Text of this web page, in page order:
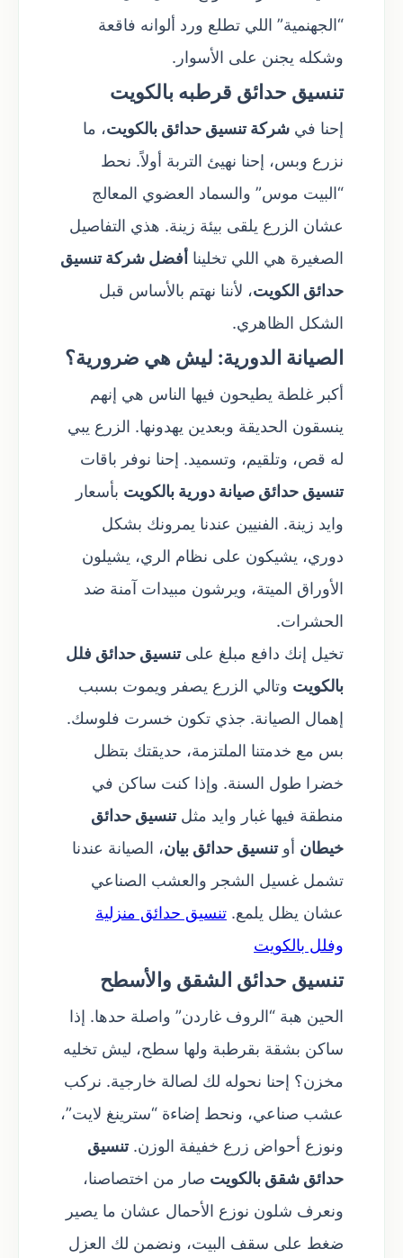
“الجهنمية” اللي تطلع ورد ألوانه فاقعة
وشكله يجنن على الأسوار.
تنسيق حدائق قرطبه بالكويت
إحنا في شركة تنسيق حدائق بالكويت، ما
نزرع وبس، إحنا نهيئ التربة أولاً. نحط
“البيت موس” والسماد العضوي المعالج
عشان الزرع يلقى بيئة زينة. هذي التفاصيل
الصغيرة هي اللي تخلينا أفضل شركة تنسيق
حدائق الكويت، لأننا نهتم بالأساس قبل
الشكل الظاهري.
الصيانة الدورية: ليش هي ضرورية؟
أكبر غلطة يطيحون فيها الناس هي إنهم
ينسقون الحديقة وبعدين يهدونها. الزرع يبي
له قص، وتلقيم، وتسميد. إحنا نوفر باقات
تنسيق حدائق صيانة دورية بالكويت بأسعار
وايد زينة. الفنيين عندنا يمرونك بشكل
دوري، يشيكون على نظام الري، يشيلون
الأوراق الميتة، ويرشون مبيدات آمنة ضد
الحشرات.
تخيل إنك دافع مبلغ علىتنسيق حدائق فلل
بالكويت وتالي الزرع يصفر ويموت بسبب
إهمال الصيانة. جذي تكون خسرت فلوسك.
بس مع خدمتنا الملتزمة، حديقتك بتظل
خضرا طول السنة. وإذا كنت ساكن في
منطقة فيها غبار وايد مثلتنسيق حدائق
خيطان أوتنسيق حدائق بيان، الصيانة عندنا
تشمل غسيل الشجر والعشب الصناعي
عشان يظل يلمع. تنسيق حدائق منزلية
وفلل بالكويت
تنسيق حدائق الشقق والأسطح
الحين هبة “الروف غاردن” واصلة حدها. إذا
ساكن بشقة بقرطبة ولها سطح، ليش تخليه
مخزن؟ إحنا نحوله لك لصالة خارجية. نركب
عشب صناعي، ونحط إضاءة “سترينغ لايت”،
ونوزع أحواض زرع خفيفة الوزن.تنسيق
حدائق شقق بالكويت صار من اختصاصنا،
ونعرف شلون نوزع الأحمال عشان ما يصير
ضغط على سقف البيت، ونضمن لك العزل